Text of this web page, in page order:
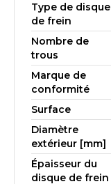
Type de disque
de frein
Nombre de
trous
Marque de
conformité
Surface
Diamètre
extérieur [mm]
Épaisseur du
disque de frein